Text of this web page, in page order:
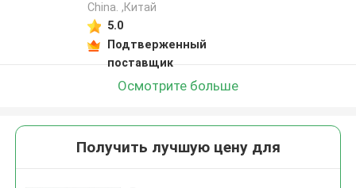
China. ,Китай
5.0
Подтверженный
поставщик
Осмотрите больше
Получить лучшую цену для